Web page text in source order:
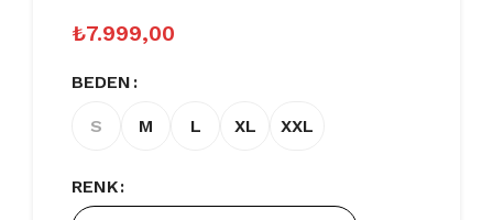
₺7.999,00
BEDEN
S M L XL XXL
RENK